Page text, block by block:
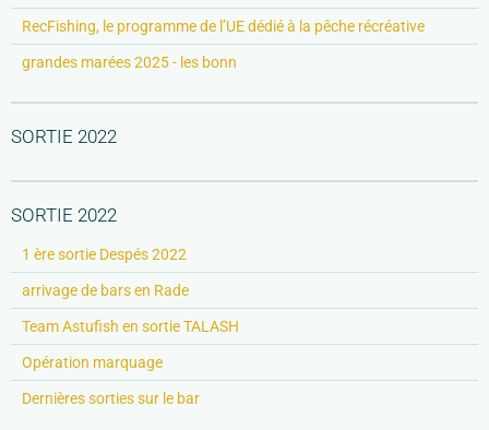
RecFishing, le programme de l’UE dédié à la pêche récréative
grandes marées 2025 - les bonn
SORTIE 2022
SORTIE 2022
1 ère sortie Despés 2022
arrivage de bars en Rade
Team Astufish en sortie TALASH
Opération marquage
Dernières sorties sur le bar